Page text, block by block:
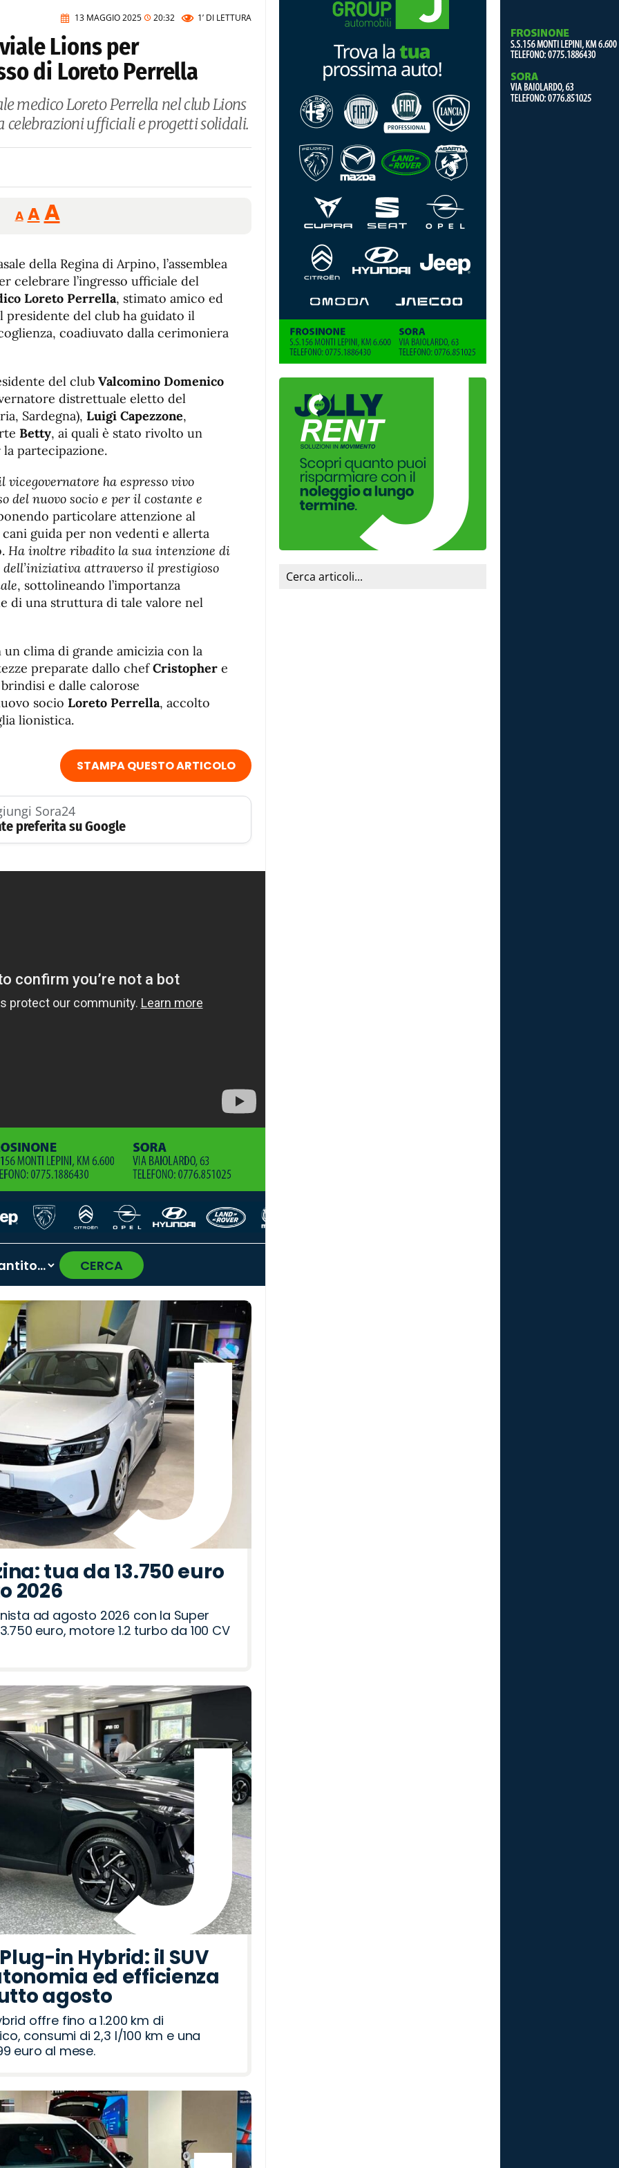
13 MAGGIO 2025 20:32 1’ DI LETTURA
Lions per
di Loreto Perrella
medico Loreto Perrella nel club Lions
celebrazioni ufficiali e progetti solidali.
A
Reducir
tamaño
A Restablecer
tamaño
de
fuente
AAumentar
de
fuente.
della Regina di Arpino, l’assemblea
celebrare l’ingresso ufficiale del
Loreto Perrella, stimato amico ed
presidente del club ha guidato il
coadiuvato dalla cerimoniera
del club Valcomino Domenico
distrettuale eletto del
Sardegna), Luigi Capezzone,
Betty, ai quali è stato rivolto un
partecipazione.
vicegovernatore ha espresso vivo
del nuovo socio e per il costante e
particolare attenzione al
guida per non vedenti e allerta
Ha inoltre ribadito la sua intenzione di
attraverso il prestigioso
, sottolineando l’importanza
di una struttura di tale valore nel
clima di grande amicizia con la
preparate dallo chefCristopher e
e dalle calorose
socio Loreto Perrella, accolto
lionistica.
STAMPA QUESTO ARTICOLO
Sora24
preferita su Google
CERCA
›
tua da 13.750 euro
2026
ad agosto 2026 con la Super
euro, motore 1.2 turbo da 100 CV
in Hybrid: il SUV
ed efficienza
agosto
offre fino a 1.200 km di
consumi di 2,3 l/100 km e una
euro al mese.